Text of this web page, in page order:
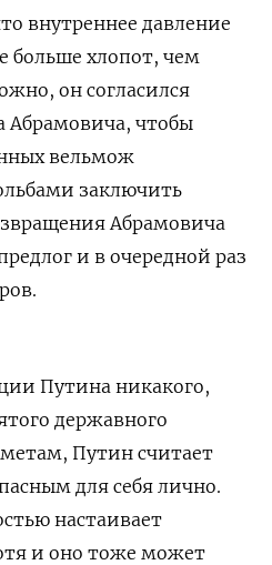
внутреннее давление
больше хлопот, чем
он согласился
Абрамовича, чтобы
вельмож
заключить
Абрамовича
и в очередной раз
Путина никакого,
державного
Путин считает
для себя лично.
настаивает
и оно тоже может